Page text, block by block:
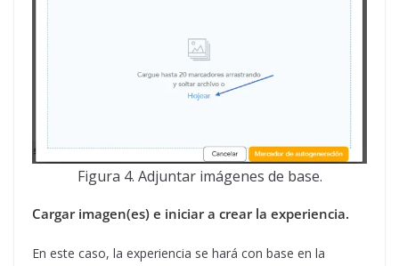
Figura 4. Adjuntar imágenes de base.
Cargar imagen(es) e iniciar a crear la experiencia.
En este caso, la experiencia se hará con base en la